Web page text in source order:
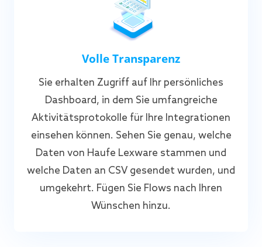
Volle Transparenz
Sie erhalten Zugriff auf Ihr persönliches
Dashboard, in dem Sie umfangreiche
Aktivitätsprotokolle für Ihre Integrationen
einsehen können. Sehen Sie genau, welche
Daten von Haufe Lexware stammen und
welche Daten an CSV gesendet wurden, und
umgekehrt. Fügen Sie Flows nach Ihren
Wünschen hinzu.